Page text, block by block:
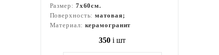
Размер: 7x60см.
Поверхность:матовая;
Материал: керамогранит
350 i шт